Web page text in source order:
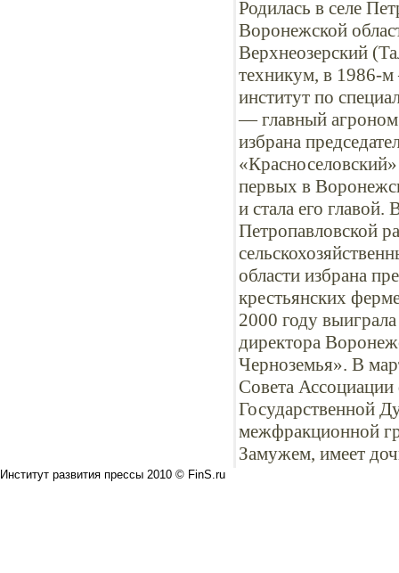
Родилась в селе
Воронежской
Верхнеозерский
техникум, в 1986-
институт по
— главный
избрана
первых в
и стала его главой.
Петропавловской
области избрана
крестьянских
2000 году
директора
Черноземья». В
Совета
Государственной
межфракционной
Замужем, имеет
Институт развития прессы 2010 © FinS.ru